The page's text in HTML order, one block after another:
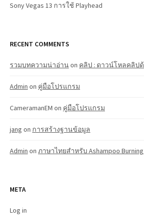
Sony Vegas 13 การใช้ Playhead
RECENT COMMENTS
รวมบทความน่าอ่านon คลิป : ดาวน์โหลคลิปด้
Admin on คู่มือโปรแกรม
CameramanEM on คู่มือโปรแกรม
jang on การสร้างฐานข้อมูล
Admin on ภาษาไทยสำหรับ Ashampoo Burning
META
Log in